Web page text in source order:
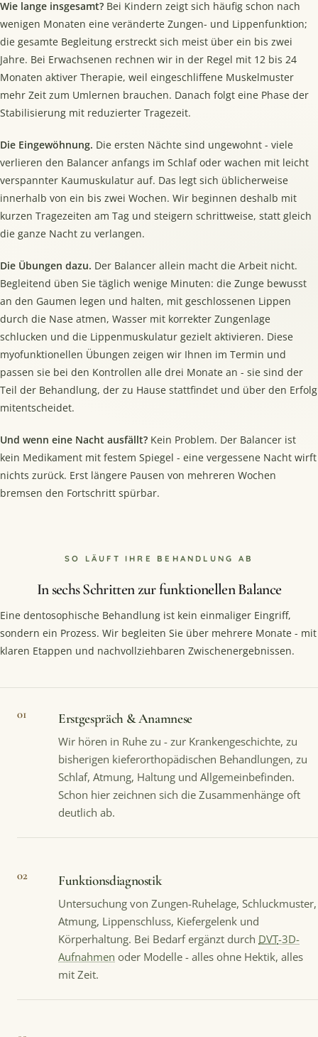
Wie lange insgesamt? Bei Kindern zeigt sich häufig schon nach
wenigen Monaten eine veränderte Zungen- und Lippenfunktion;
die gesamte Begleitung erstreckt sich meist über ein bis zwei
Jahre. Bei Erwachsenen rechnen wir in der Regel mit 12 bis 24
Monaten aktiver Therapie, weil eingeschliffene Muskelmuster
mehr Zeit zum Umlernen brauchen. Danach folgt eine Phase der
Stabilisierung mit reduzierter Tragezeit.
Die Eingewöhnung. Die ersten Nächte sind ungewohnt - viele
verlieren den Balancer anfangs im Schlaf oder wachen mit leicht
verspannter Kaumuskulatur auf. Das legt sich üblicherweise
innerhalb von ein bis zwei Wochen. Wir beginnen deshalb mit
kurzen Tragezeiten am Tag und steigern schrittweise, statt gleich
die ganze Nacht zu verlangen.
Die Übungen dazu. Der Balancer allein macht die Arbeit nicht.
Begleitend üben Sie täglich wenige Minuten: die Zunge bewusst
an den Gaumen legen und halten, mit geschlossenen Lippen
durch die Nase atmen, Wasser mit korrekter Zungenlage
schlucken und die Lippenmuskulatur gezielt aktivieren. Diese
myofunktionellen Übungen zeigen wir Ihnen im Termin und
passen sie bei den Kontrollen alle drei Monate an - sie sind der
Teil der Behandlung, der zu Hause stattfindet und über den Erfolg
mitentscheidet.
Und wenn eine Nacht ausfällt? Kein Problem. Der Balancer ist
kein Medikament mit festem Spiegel - eine vergessene Nacht wirft
nichts zurück. Erst längere Pausen von mehreren Wochen
bremsen den Fortschritt spürbar.
SO LÄUFT IHRE BEHANDLUNG AB
In sechs Schritten zur funktionellen Balance
Eine dentosophische Behandlung ist kein einmaliger Eingriff,
sondern ein Prozess. Wir begleiten Sie über mehrere Monate - mit
klaren Etappen und nachvollziehbaren Zwischenergebnissen.
01 Erstgespräch & Anamnese
Wir hören in Ruhe zu - zur Krankengeschichte, zu
bisherigen kieferorthopädischen Behandlungen, zu
Schlaf, Atmung, Haltung und Allgemeinbefinden.
Schon hier zeichnen sich die Zusammenhänge oft
deutlich ab.
02 Funktionsdiagnostik
Untersuchung von Zungen-Ruhelage, Schluckmuster,
Atmung, Lippenschluss, Kiefergelenk und
Körperhaltung. Bei Bedarf ergänzt durch DVT-3D-
Aufnahmen oder Modelle - alles ohne Hektik, alles
mit Zeit.